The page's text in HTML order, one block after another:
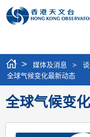
> 媒体及消息 >
全球气候变化最新动态
全球气候变